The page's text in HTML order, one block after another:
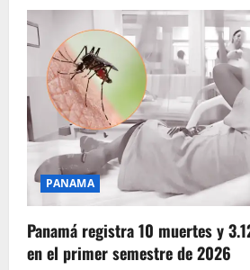
PANAMA
Panamá registra 10 muertes y
en el primer semestre de 2026